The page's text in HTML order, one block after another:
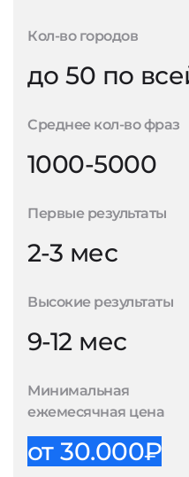
Кол-во городов
до 50 по
Среднее кол-во фраз
1000-5000
Первые результаты
2-3 мес
Высокие результаты
9-12 мес
Минимальная
ежемесячная цена
от 30.000₽